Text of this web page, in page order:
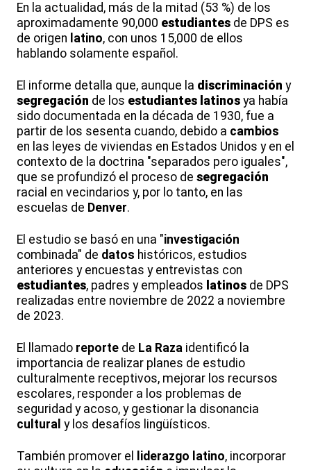
En la actualidad, más de la mitad (53 %) de los
aproximadamente 90,000 estudiantes de DPS es
de origen latino, con unos 15,000 de ellos
hablando solamente español.
El informe detalla que, aunque la discriminación y
segregación de los estudiantes latinos ya había
sido documentada en la década de 1930, fue a
partir de los sesenta cuando, debido a cambios
en las leyes de viviendas en Estados Unidos y en el
contexto de la doctrina "separados pero iguales",
que se profundizó el proceso de segregación
racial en vecindarios y, por lo tanto, en las
escuelas de Denver.
El estudio se basó en una "investigación
combinada" de datos históricos, estudios
anteriores y encuestas y entrevistas con
estudiantes, padres y empleados latinos de DPS
realizadas entre noviembre de 2022 a noviembre
de 2023.
El llamado reporte de La Raza identificó la
importancia de realizar planes de estudio
culturalmente receptivos, mejorar los recursos
escolares, responder a los problemas de
seguridad y acoso, y gestionar la disonancia
cultural y los desafíos lingüísticos.
También promover el liderazgo latino, incorporar